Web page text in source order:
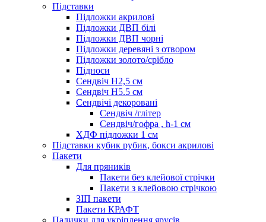
Підставки
Підложки акрилові
Підложки ДВП білі
Підложки ДВП чорні
Підложки деревяні з отвором
Підложки золото/срібло
Підноси
Сендвіч H2,5 см
Сендвіч H5.5 см
Сендвічі декоровані
Сендвіч /глітер
Сендвіч/гофра , h-1 см
ХДФ підложки 1 см
Підставки кубик рубик, бокси акрилові
Пакети
Для пряників
Пакети без клейової стрічки
Пакети з клейовою стрічкою
ЗІП пакети
Пакети КРАФТ
Палички для укріплення ярусів